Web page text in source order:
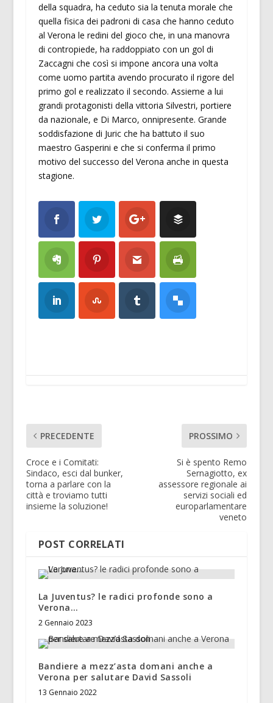
della squadra, ha ceduto sia la tenuta morale che
quella fisica dei padroni di casa che hanno ceduto
al Verona le redini del gioco che, in una manovra
di contropiede, ha raddoppiato con un gol di
Zaccagni che così si impone ancora una volta
come uomo partita avendo procurato il rigore del
primo gol e realizzato il secondo. Assieme a lui
grandi protagonisti della vittoria Silvestri, portiere
da nazionale, e Di Marco, onnipresente. Grande
soddisfazione di Juric che ha battuto il suo
maestro Gasperini e che si conferma il primo
motivo del successo del Verona anche in questa
stagione.
PRECEDENTE
Croce e i Comitati:
Sindaco, esci dal bunker,
torna a parlare con la
città e troviamo tutti
insieme la soluzione!
PROSSIMO
Si è spento Remo
Sernagiotto, ex
assessore regionale ai
servizi sociali ed
europarlamentare
veneto
POST CORRELATI
La Juventus? le radici profonde sono a
Verona…
2 Gennaio 2023
Bandiere a mezz’asta domani anche a
Verona per salutare David Sassoli
13 Gennaio 2022